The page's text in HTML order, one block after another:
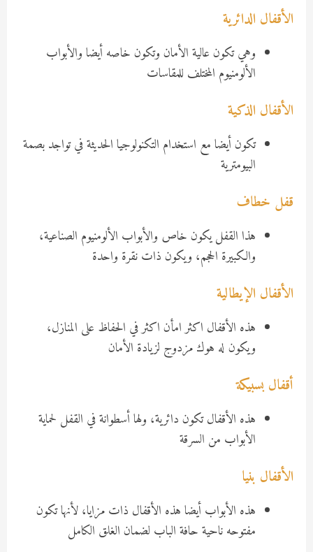
الأقفال الدائرية
وهي تكون عالية الأمان وتكون خاصه أيضا والأبواب
الألومنيوم المختلف للمقاسات
الأقفال الذكية
تكون أيضا مع استخدام التكنولوجيا الحديثة في تواجد بصمة
البيومترية
قفل خطاف
هذا القفل يكون خاص والأبواب الألومنيوم الصناعية،
والكبيرة الحجم، ويكون ذات نقرة واحدة
الأقفال الإيطالية
هذه الأقفال اكثر امأن اكثر في الحفاظ على المنازل،
ويكون له هوك مزدوج لزيادة الأمان
أقفال بسبيكة
هذه الأقفال تكون دائرية، ولها أسطوانة في القفل لحماية
الأبواب من السرقة
الأقفال بنيا
هذه الأبواب أيضا هذه الأقفال ذات مزايا، لأنها تكون
مفتوحه ناحية حافة الباب لضمان الغلق الكامل